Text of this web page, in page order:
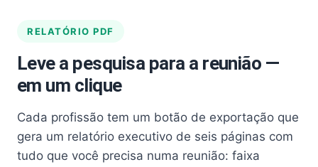
RELATÓRIO PDF
Leve a pesquisa para a reunião —
em um clique
Cada profissão tem um botão de exportação que
gera um relatório executivo de seis páginas com
tudo que você precisa numa reunião: faixa